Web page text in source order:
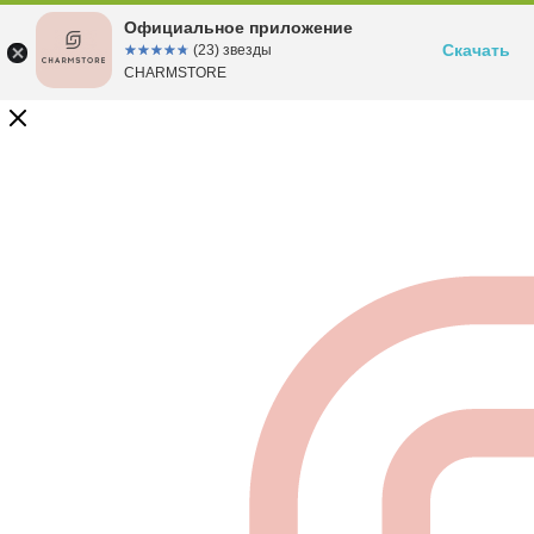
Официальное приложение
☆☆☆☆☆
★★★★★ (23) звезды
CHARMSTORE
Скачать